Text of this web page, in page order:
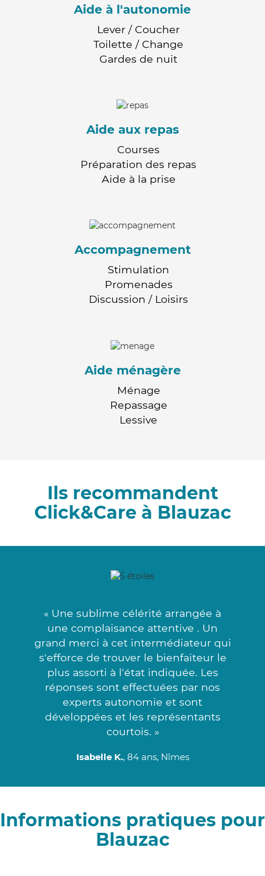
Aide à l'autonomie
Lever / Coucher
Toilette / Change
Gardes de nuit
Aide aux repas
Courses
Préparation des repas
Aide à la prise
Accompagnement
Stimulation
Promenades
Discussion / Loisirs
Aide ménagère
Ménage
Repassage
Lessive
Ils recommandent
Click&Care à Blauzac
« Une sublime célérité arrangée à
une complaisance attentive . Un
grand merci à cet intermédiateur qui
s'efforce de trouver le bienfaiteur le
plus assorti à l'état indiquée. Les
réponses sont effectuées par nos
experts autonomie et sont
développées et les représentants
courtois. »
Isabelle K., 84 ans, Nîmes
Informations pratiques pour
Blauzac